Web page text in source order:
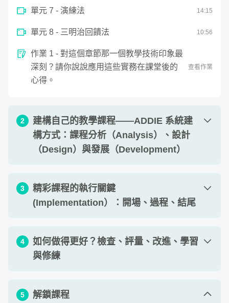
福哥：完美課程的職業選手
職業講師迄今 13 年經歷，核心課程為「專業簡報力」、
「教學的技術」，指導對象包含大學教授、醫師、律師、高
科技業主管、企業經理人、創業家等，授課的客戶涵括百大
滿意度及 NPS 滿分紀錄。 著有暢銷書《教學的技術》、
《上台的技術》等。同時也是博士候選人，核心研究教學的
技術與學習理論。是許多 TEDx 講者及職業講師的教學教
推薦。
minutes,
seconds
單元 7 - 演練法 14:15
單元 8 - 三明治回饋法 10:56
作業 1 - 對這個章節那一個教學技術印象最
深刻？請你說說應用這些實務在課堂後的
心得。
查看作業
2
建構自己的教學課程——ADDIE 系統建
構方式：課程分析（Analysis）、設計
（Design）與發展（Development）
單元 1 - 系統化課程建構的五步驟——什麼是
ADDIE
:03
單元 3 - Design 設計：課程設計的祕密武器
－便利貼
34
3
精彩課程的執行關鍵
(Implementation）：開場、過程、結尾
單元 1 - 強力開場（上）：自我介紹及課程說
明
11 :48
4
如何做得更好？檢查、評量、改進、學習
與修練
單元 1 - 課前檢查：場地與設備
5 解鎖課程